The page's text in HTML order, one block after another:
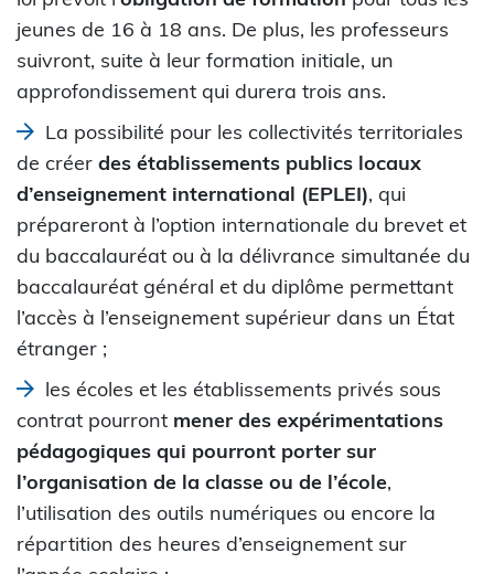
jeunes de 16 à 18 ans. De plus, les professeurs
suivront, suite à leur formation initiale, un
approfondissement qui durera trois ans.
La possibilité pour les collectivités territoriales
de créer des établissements publics locaux
d’enseignement international (EPLEI), qui
prépareront à l’option internationale du brevet et
du baccalauréat ou à la délivrance simultanée du
baccalauréat général et du diplôme permettant
l’accès à l’enseignement supérieur dans un État
étranger ;
les écoles et les établissements privés sous
contrat pourront mener des expérimentations
pédagogiques qui pourront porter sur
l’organisation de la classe ou de l’école,
l’utilisation des outils numériques ou encore la
répartition des heures d’enseignement sur